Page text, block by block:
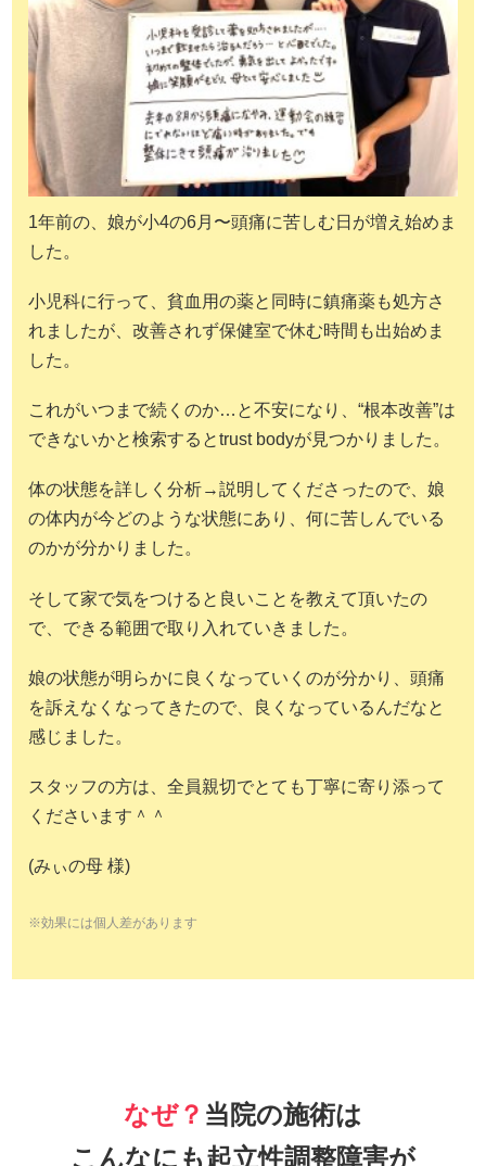
1年前の、娘が小4の6月〜頭痛に苦しむ日が増え始めま
した。
小児科に行って、貧血用の薬と同時に鎮痛薬も処方さ
れましたが、改善されず保健室で休む時間も出始めま
した。
これがいつまで続くのか…と不安になり、“根本改善”は
できないかと検索するとtrust bodyが見つかりました。
体の状態を詳しく分析→説明してくださったので、娘
の体内が今どのような状態にあり、何に苦しんでいる
のかが分かりました。
そして家で気をつけると良いことを教えて頂いたの
で、できる範囲で取り入れていきました。
娘の状態が明らかに良くなっていくのが分かり、頭痛
を訴えなくなってきたので、良くなっているんだなと
感じました。
スタッフの方は、全員親切でとても丁寧に寄り添って
くださいます＾＾
(みぃの母 様)
※効果には個人差があります
なぜ？ 当院の施術は
こんなにも起立性調整障害が